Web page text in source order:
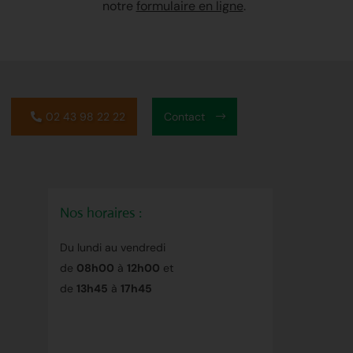
notre formulaire en ligne.
02 43 98 22 22 Contact
Nos horaires :
Du lundi au vendredi
de 08h00 à 12h00 et
de 13h45 à 17h45